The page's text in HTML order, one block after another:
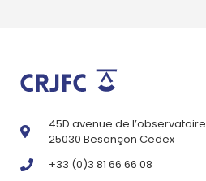
45D avenue de l’observatoire
25030 Besançon Cedex
+33 (0)3 81 66 66 08